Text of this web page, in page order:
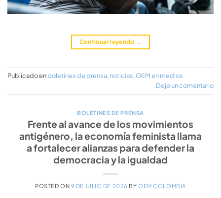
Continuar leyendo →
Publicado enboletines de prensa, noticias, OEM en medios
Deje un comentario
BOLETINES DE PRENSA
Frente al avance de los movimientos
antigénero, la economía feminista llama
a fortalecer alianzas para defender la
democracia y la igualdad
POSTED ON 9 DE JULIO DE 2026 BYOEM COLOMBIA